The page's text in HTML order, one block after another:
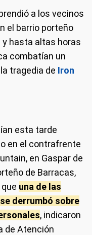
A24)
a los vecinos
el barrio porteño
y hasta altas horas
combatían un
tragedia de Iron
esta tarde
en el contrafrente
en Gaspar de
de Barracas,
una de las
derrumbó sobre
, indicaron
de Atención